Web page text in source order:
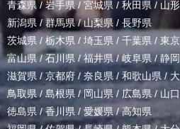
青森県 / 岩手県/ 宮城県 / 秋田県 / 山
新潟県 /群馬県/山梨県 / 長野県
茨城県 / 栃木県 / 埼玉県 / 千葉県 / 東
富山県 /石川県/福井県/岐阜県 / 静
滋賀県 / 京都府 / 奈良県 / 和歌山県/
鳥取県/ 島根県 /岡山県/ 広島県 / 山
徳島県 /香川県 / 愛媛県/高知県